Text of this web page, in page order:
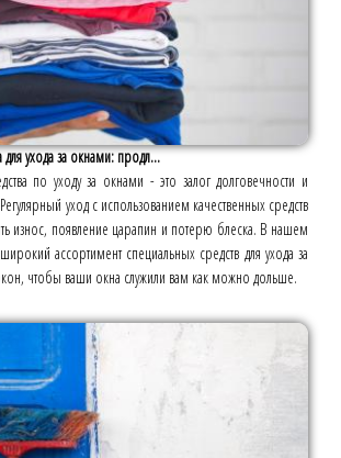
для ухода за окнами: продл...
по уходу за окнами - это залог долговечности и
уход с использованием качественных средств
износ, появление царапин и потерю блеска. В нашем
ассортимент специальных средств для ухода за
чтобы ваши окна служили вам как можно дольше.